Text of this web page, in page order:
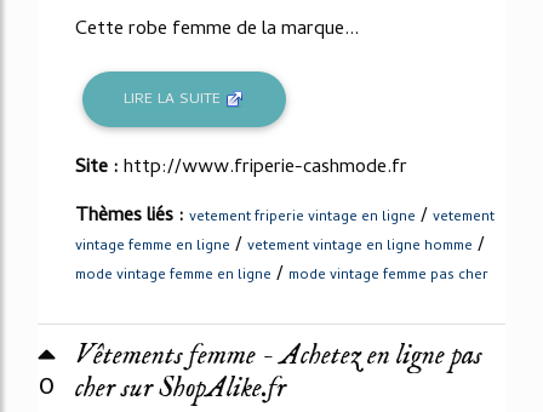
Cette robe femme de la marque...
LIRE LA SUITE
Site :http://www.friperie-cashmode.fr
Thèmes liés : vetement friperie vintage en ligne / vetement
vintage femme en ligne / vetement vintage en ligne homme /
mode vintage femme en ligne / mode vintage femme pas cher
0
Vêtements femme - Achetez en ligne pas
cher sur ShopAlike.fr